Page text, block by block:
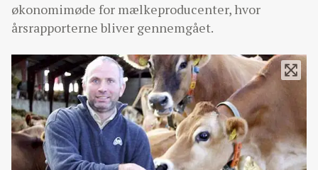
økonomimøde for mælkeproducenter, hvor
årsrapporterne bliver gennemgået.